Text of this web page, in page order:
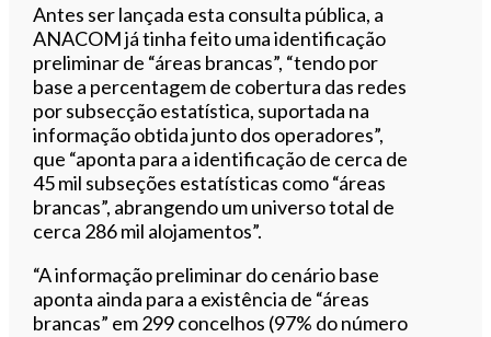
Antes ser lançada esta consulta pública, a
ANACOM já tinha feito uma identificação
preliminar de “áreas brancas”, “tendo por
base a percentagem de cobertura das redes
por subsecção estatística, suportada na
informação obtida junto dos operadores”,
que “aponta para a identificação de cerca de
45 mil subseções estatísticas como “áreas
brancas”, abrangendo um universo total de
cerca 286 mil alojamentos”.
“A informação preliminar do cenário base
aponta ainda para a existência de “áreas
brancas” em 299 concelhos (97% do número